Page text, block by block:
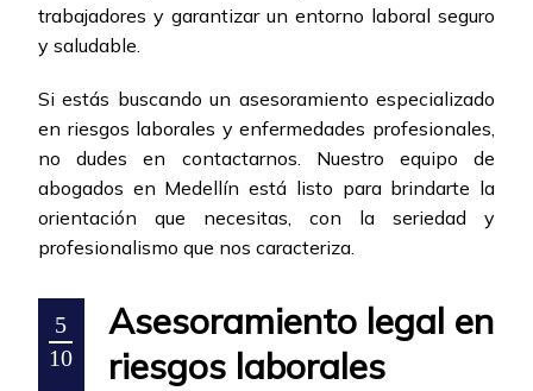
trabajadores y garantizar un entorno laboral seguro
y saludable.
Si estás buscando un asesoramiento especializado
en riesgos laborales y enfermedades profesionales,
no dudes en contactarnos. Nuestro equipo de
abogados en Medellín está listo para brindarte la
orientación que necesitas, con la seriedad y
profesionalismo que nos caracteriza.
5
10
Asesoramiento legal en
riesgos laborales